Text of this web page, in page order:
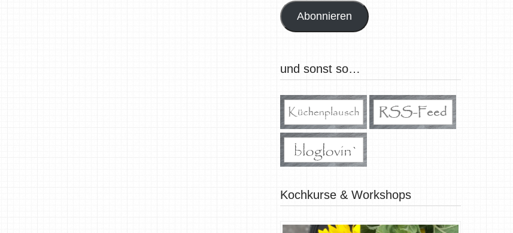
Abonnieren
und sonst so…
Kochkurse & Workshops